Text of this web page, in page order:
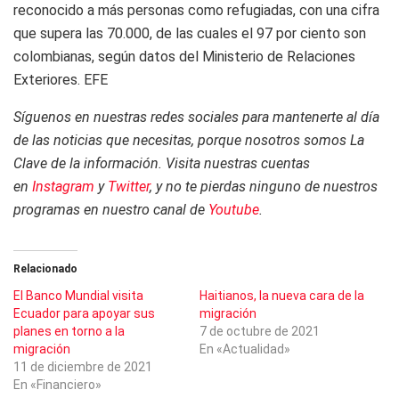
reconocido a más personas como refugiadas, con una cifra
que supera las 70.000, de las cuales el 97 por ciento son
colombianas, según datos del Ministerio de Relaciones
Exteriores. EFE
Síguenos en nuestras redes sociales para mantenerte al día
de las noticias que necesitas, porque nosotros somos La
Clave de la información. Visita nuestras cuentas
en Instagram y Twitter, y no te pierdas ninguno de nuestros
programas en nuestro canal de Youtube.
Relacionado
El Banco Mundial visita
Ecuador para apoyar sus
planes en torno a la
migración
11 de diciembre de 2021
En «Financiero»
Haitianos, la nueva cara de la
migración
7 de octubre de 2021
En «Actualidad»